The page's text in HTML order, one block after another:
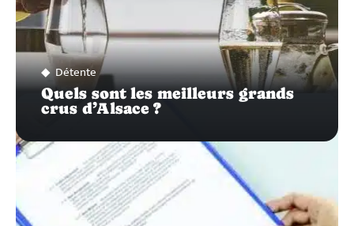
Détente
Quels sont les meilleurs grands
crus d’Alsace ?